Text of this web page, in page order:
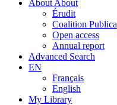
About About
Érudit
Coalition Publica
Open access
Annual report
Advanced Search
EN
Français
English
My Library